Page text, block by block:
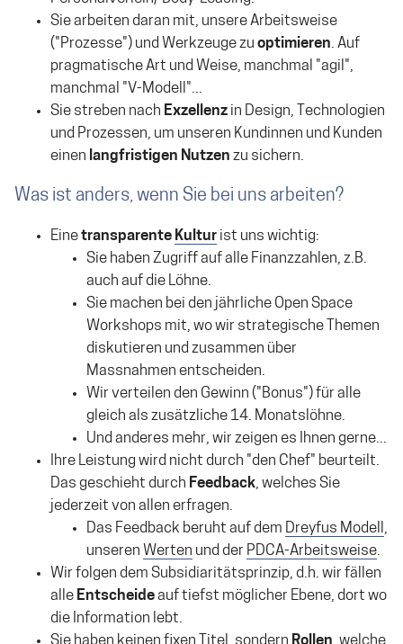
Sie arbeiten daran mit, unsere Arbeitsweise
("Prozesse") und Werkzeuge zu optimieren. Auf
pragmatische Art und Weise, manchmal "agil",
manchmal "V-Modell"...
Sie streben nach Exzellenz in Design, Technologien
und Prozessen, um unseren Kundinnen und Kunden
einen langfristigen Nutzen zu sichern.
Was ist anders, wenn Sie bei uns arbeiten?
Einetransparente Kultur ist uns wichtig:
Sie haben Zugriff auf alle Finanzzahlen, z.B.
auch auf die Löhne.
Sie machen bei den jährliche Open Space
Workshops mit, wo wir strategische Themen
diskutieren und zusammen über
Massnahmen entscheiden.
Wir verteilen den Gewinn ("Bonus") für alle
gleich als zusätzliche 14. Monatslöhne.
Und anderes mehr, wir zeigen es Ihnen gerne...
Ihre Leistung wird nicht durch "den Chef" beurteilt.
Das geschieht durch Feedback, welches Sie
jederzeit von allen erfragen.
Das Feedback beruht auf dem Dreyfus Modell ,
unseren Werten und der PDCA-Arbeitsweise.
Wir folgen dem Subsidiaritätsprinzip, d.h. wir fällen
alle Entscheideauf tiefst möglicher Ebene, dort wo
die Information lebt.
Sie haben keinen fixen Titel, sondern Rollen , welche